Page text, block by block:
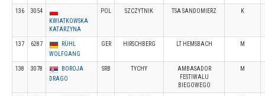
136
3054
KWIATKOWSKA
KATARZYNA
POL SZCZYTNIK TSA SANDOMIERZ K
137 6287
RÜHL
WOLFGANG
GER HIRSCHBERG LT HEMSBACH M
138 3078
BOROJA
DRAGO
SRB TYCHY
AMBASADOR
FESTIWALU
BIEGOWEGO
M